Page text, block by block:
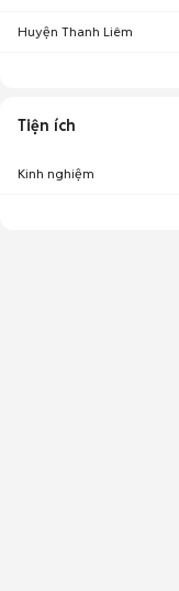
Huyện Thanh Liêm
Tiện ích
Kinh nghiệm